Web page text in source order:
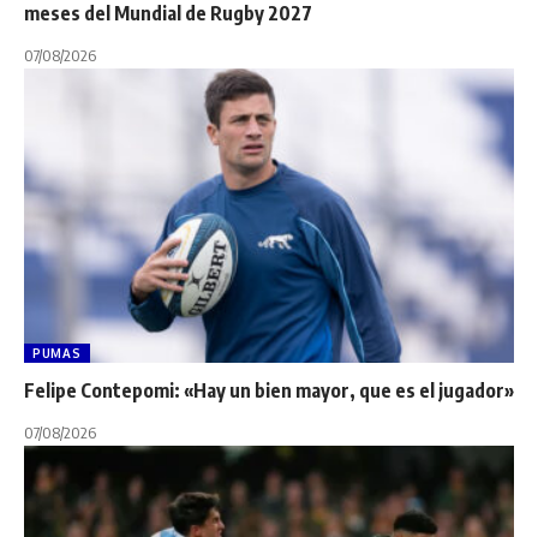
meses del Mundial de Rugby 2027
07/08/2026
PUMAS
Felipe Contepomi: «Hay un bien mayor, que es el jugador»
07/08/2026